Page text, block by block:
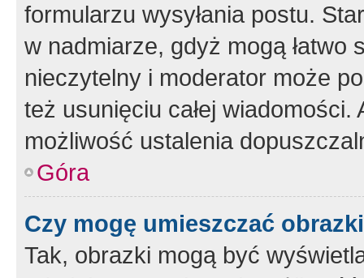
formularzu wysyłania postu.
w nadmiarze, gdyż mogą
nieczytelny i moderator może
też usunięciu całej
możliwość ustalenia
Góra
Czy mogę umieszczać
Tak, obrazki mogą być